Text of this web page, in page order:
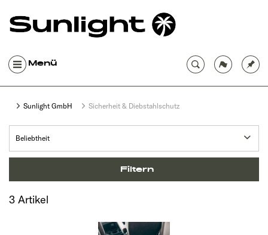
Menü
Sunlight GmbH Sicherheit & Diebstahlschutz
Filtern
3 Artikel